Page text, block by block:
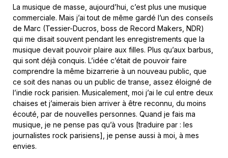
La musique de masse, aujourd’hui, c’est plus une musique
commerciale. Mais j’ai tout de même gardé l’un des conseils
de Marc (Tessier-Ducros, boss de Record Makers, NDR)
qui me disait souvent pendant les enregistrements que la
musique devait pouvoir plaire aux filles. Plus qu’aux barbus,
qui sont déjà conquis. L’idée c’était de pouvoir faire
comprendre la même bizarrerie à un nouveau public, que
ce soit des nanas ou un public de transe, assez éloigné de
l’indie rock parisien. Musicalement, moi j’ai le cul entre deux
chaises et j’aimerais bien arriver à être reconnu, du moins
écouté, par de nouvelles personnes. Quand je fais ma
musique, je ne pense pas qu’à vous [traduire par : les
journalistes rock parisiens], je pense aussi à moi, à mes
envies.